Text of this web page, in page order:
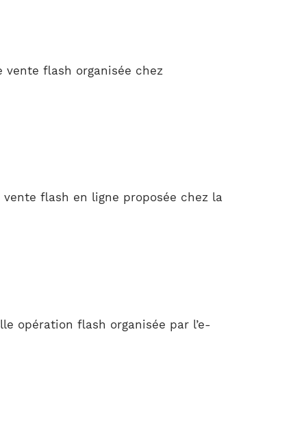
vente flash organisée chez
flash en ligne proposée chez la
opération flash organisée par l’e-